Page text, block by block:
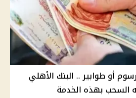
أو طوابير .. البنك الأهلي
السحب بهذه الخدمة